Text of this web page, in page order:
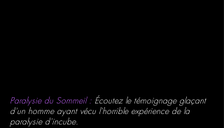
Paralysie du Sommeil : Écoutez le témoignage glaçant
d'un homme ayant vécu l'horrible expérience de la
paralysie d'incube.